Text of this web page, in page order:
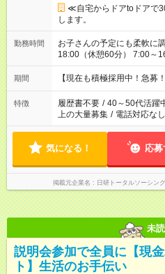
≪自宅からドアtoドアで
します。
勤務時間
お子さんの予定にも柔軟に調整可能で
18:00（休憩60分） 7:00～
19:00（休憩60分） ※Wワーク希望の方へ 今ご覧のお仕事で希
望する勤務時間と、もう1
期間 【現在も積極採用中！急募
特徴 履歴書不要 / 40～50代活躍
上の大量募集 / 電話対応なし
気になる！ 応募
掲載元企業名 日研トータルソーシン
未読
説明会参加で全員に【現
ト】生活のお手伝い